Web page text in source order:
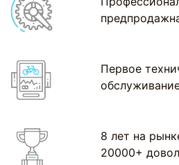
Первое
8 лет на
20000+